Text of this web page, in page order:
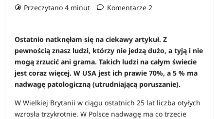
Przeczytano 4 minut
Komentarze 2
Ostatnio natknęłam się na ciekawy artykuł. Z
pewnością znasz ludzi, którzy nie jedzą dużo, a tyją i nie
mogą zrzucić ani grama. Takich ludzi na całym świecie
jest coraz więcej. W USA jest ich prawie 70%, a 5 % ma
nadwagę patologiczną (utrudniającą poruszanie).
W Wielkiej Brytanii w ciągu ostatnich 25 lat liczba otyłych
wzrosła trzykrotnie. W Polsce nadwagę ma co trzecie